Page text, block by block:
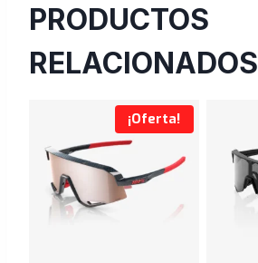
PRODUCTOS
RELACIONADOS
¡Oferta!